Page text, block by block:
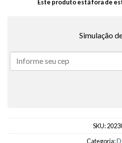
Este produto está fora de
Simulação
SKU:
Categoria: